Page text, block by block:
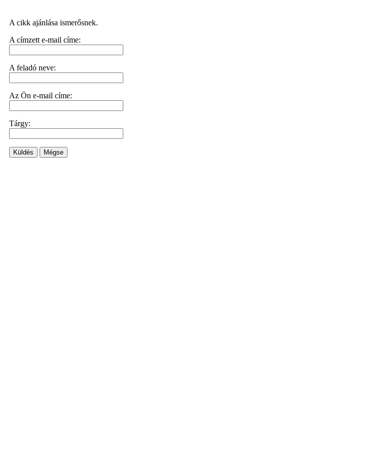
A cikk ajánlása ismerősnek.
A címzett e-mail címe:
A feladó neve:
Az Ön e-mail címe:
Tárgy:
Küldés Mégse